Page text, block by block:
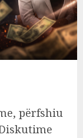
përfshiu